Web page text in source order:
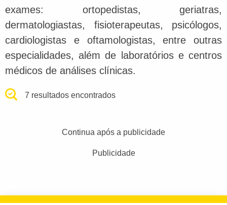
exames: ortopedistas, geriatras,
dermatologiastas, fisioterapeutas, psicólogos,
cardiologistas e oftamologistas, entre outras
especialidades, além de laboratórios e centros
médicos de análises clínicas.
7 resultados encontrados
Continua após a publicidade
Publicidade